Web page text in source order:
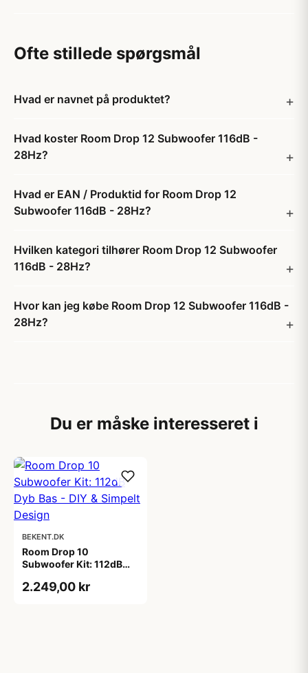
Ofte stillede spørgsmål
Hvad er navnet på produktet?
Hvad koster Room Drop 12 Subwoofer 116dB -
28Hz?
Hvad er EAN / Produktid for Room Drop 12
Subwoofer 116dB - 28Hz?
Hvilken kategori tilhører Room Drop 12 Subwoofer
116dB - 28Hz?
Hvor kan jeg købe Room Drop 12 Subwoofer 116dB -
28Hz?
Du er måske interesseret i
BEKENT.DK
Room Drop 10
Subwoofer Kit: 112dB
Design
2.249,00 kr